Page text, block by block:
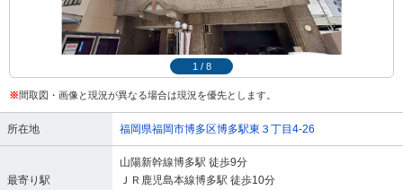
1 / 8
※間取図・画像と現況が異なる場合は現況を優先とします。
所在地 福岡県福岡市博多区博多駅東３丁目4-26
最寄り駅
山陽新幹線博多駅 徒歩9分
ＪＲ鹿児島本線博多駅 徒歩10分